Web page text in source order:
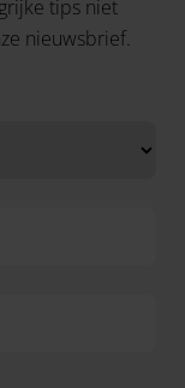
tips niet
nieuwsbrief.